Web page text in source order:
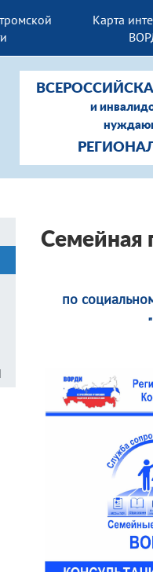
Карта
и
Семейная
по